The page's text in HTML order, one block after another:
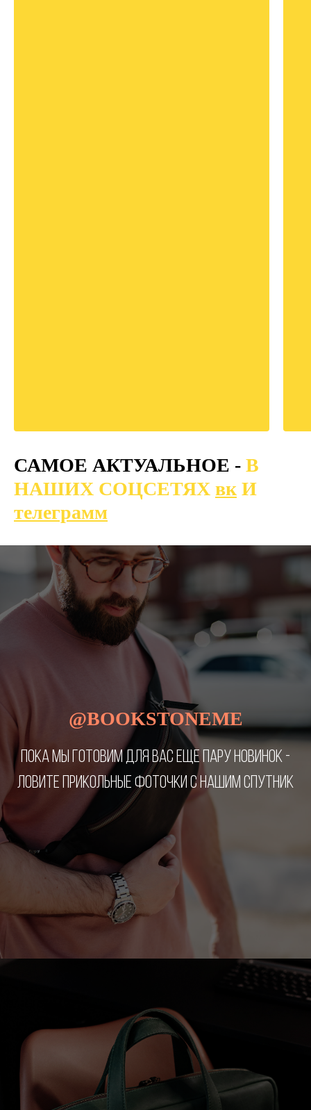
САМОЕ АКТУАЛЬНОЕ - В
НАШИХ СОЦСЕТЯХ вк И
телеграмм
@BOOKSTONEME
ПОКА МЫ ГОТОВИМ ДЛЯ ВАС ЕЩЕ ПАРУ НОВИНОК -
ЛОВИТЕ ПРИКОЛЬНЫЕ ФОТОЧКИ С НАШИМ СПУТНИК